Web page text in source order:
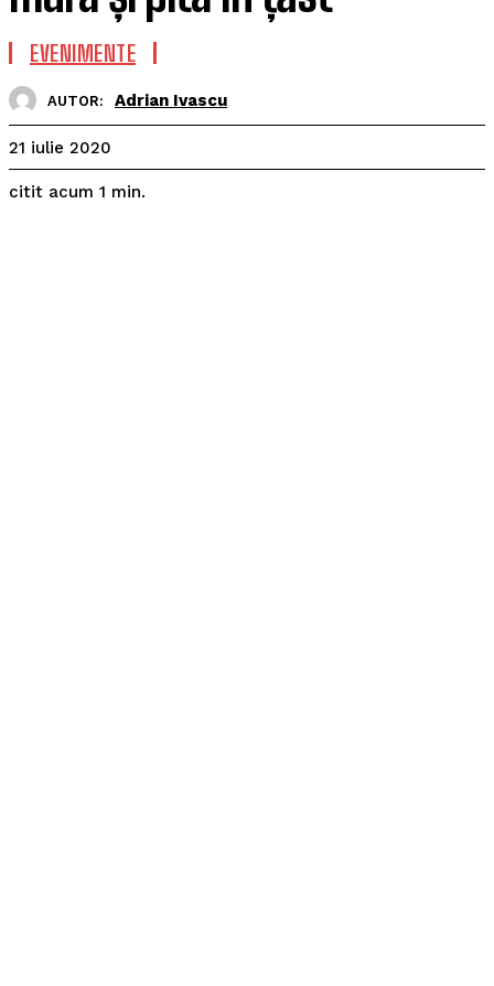
EVENIMENTE
AUTOR: Adrian Ivascu
21 iulie 2020
citit acum 1 min.